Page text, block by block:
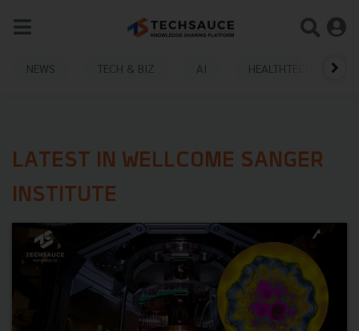
NEWS TECH & BIZ AI HEALTHTECH
LATEST IN WELLCOME SANGER
INSTITUTE